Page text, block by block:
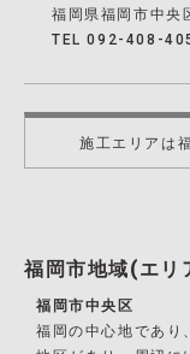
福岡県福岡市中央
TEL 092-408-
施工エリアは
福岡市地域(エリ
福岡市中央区
福岡の中心地であり